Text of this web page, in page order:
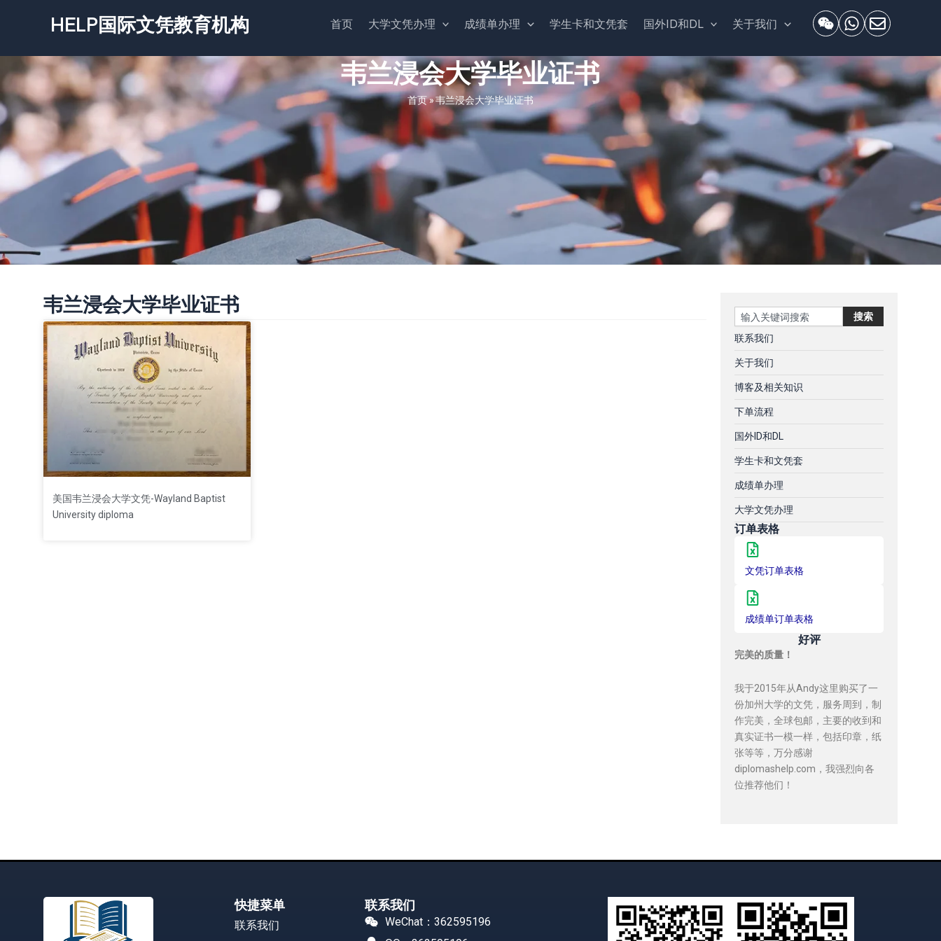
容
HELP国际文凭教育机构 首页 大学文凭办理 成绩单办理 学生卡和文凭套 国外ID和DL 关于我们
韦兰浸会大学毕业证书
首页»韦兰浸会大学毕业证书
韦兰浸会大学毕业证书
美国韦兰浸会大学文凭-Wayland Baptist
University diploma
Search 搜索
联系我们
关于我们
博客及相关知识
下单流程
国外ID和DL
学生卡和文凭套
成绩单办理
大学文凭办理
订单表格
文凭订单表格
成绩单订单表格
好评
完美的质量！
我于2015年从Andy这里购买了一
份加州大学的文凭，服务周到，制
作完美，全球包邮，主要的收到和
真实证书一模一样，包括印章，纸
张等等，万分感谢
diplomashelp.com，我强烈向各
位推荐他们！
快捷菜单
联系我们
联系我们
WeChat：362595196